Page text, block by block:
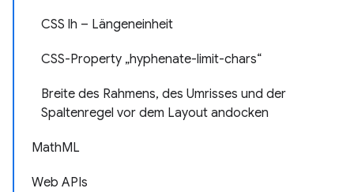
CSS lh – Längeneinheit
CSS-Property „hyphenate-limit-chars“
Breite des Rahmens, des Umrisses und der
Spaltenregel vor dem Layout andocken
MathML
Web APIs